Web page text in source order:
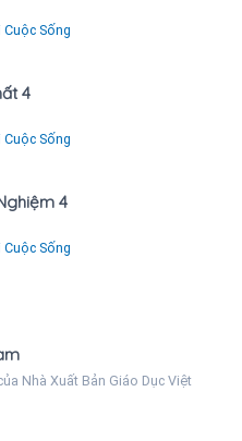
Sống
4
Sống
4
Sống
Nhà Xuất Bản Giáo Dục Việt